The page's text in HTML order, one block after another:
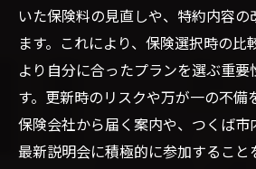
いた保険料の見直しや、特約内容
ます。これにより、保険選択時の比
より自分に合ったプランを選ぶ重要
す。更新時のリスクや万が一の不備
保険会社から届く案内や、つくば市
最新説明会に積極的に参加すること